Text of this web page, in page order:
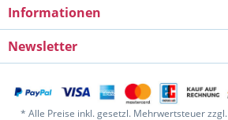
Informationen
Newsletter
* Alle Preise inkl. gesetzl. Mehrwertsteuer zzgl.